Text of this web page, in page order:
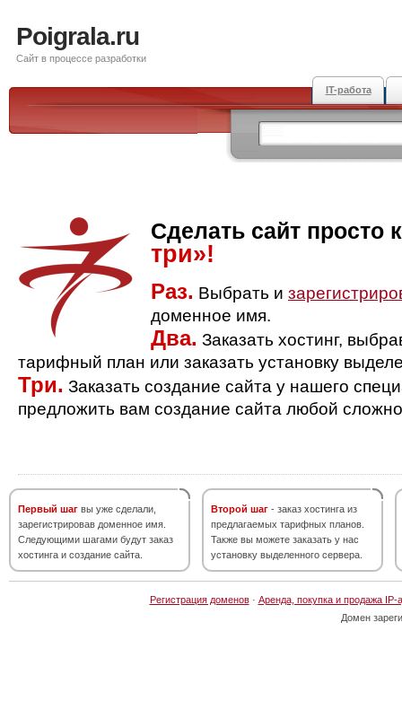
Poigrala.ru
Сайт в процессе разработки
IT-работа
Сделать сайт просто
три»!
Раз. Выбрать и
доменное имя.
Два. Заказать хостинг,
тарифный план или заказать установку
Три. Заказать создание сайта у нашего
предложить вам создание сайта любой
Первый шаг вы уже сделали,
зарегистрировав доменное имя.
Следующими шагами будут заказ
хостинга и создание сайта.
Второй шаг - заказ хостинга из
предлагаемых тарифных планов.
Также вы можете заказать у нас
установку выделенного сервера.
Регистрация доменов· Аренда, покупка и продажа IP-
Домен